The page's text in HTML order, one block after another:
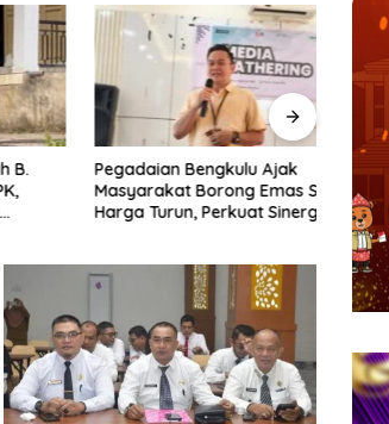
Pegadaian Bengkulu Ajak
Masyarakat Borong Emas Saat
Harga Turun, Perkuat Sinergi